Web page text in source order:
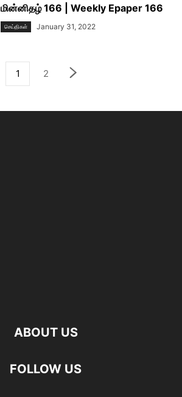
மின்னிதழ் 166 | Weekly Epaper 166
செய்திகள் January 31, 2022
1 2
ABOUT US
FOLLOW US